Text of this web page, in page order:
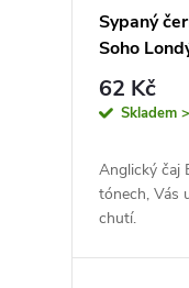
Sypaný
Soho
62 Kč
Skladem
Anglický čaj
tónech, Vás
chutí.